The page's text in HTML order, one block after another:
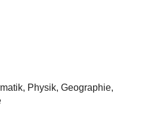
Physik, Geographie,